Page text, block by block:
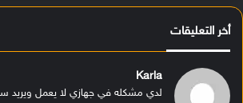
أخر التعليقات
Karla
لدي مشكله في جهازي لا يعمل ويريد